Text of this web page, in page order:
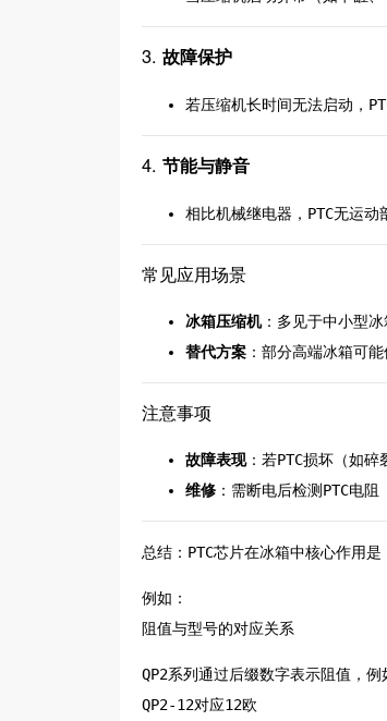
3. 故障保护
若压缩机长时间无法启动，
4. 节能与静音
相比机械继电器，PTC无运动
常见应用场景
冰箱压缩机：多见于中小型冰
替代方案：部分高端冰箱可能
注意事项
故障表现：若PTC损坏（如碎
维修：需断电后检测PTC电阻
总结：PTC芯片在冰箱中核心作用是
例如：
‌阻值与型号的对应关系‌
QP2系列通过后缀数字表示阻值，例
QP2-12对应12欧